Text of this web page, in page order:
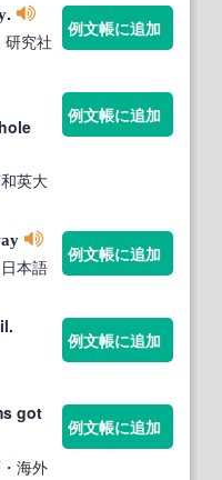
.
研究社
例文帳に追加
英大
例文帳に追加
本語
例文帳に追加
例文帳に追加
got
海外
例文帳に追加